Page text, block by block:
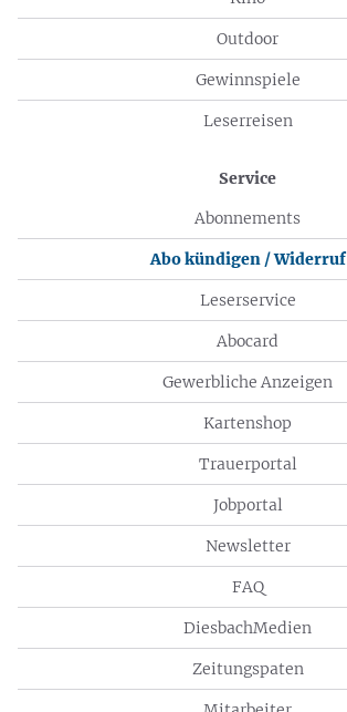
Outdoor
Gewinnspiele
Leserreisen
Service
Abonnements
Abo kündigen / Widerruf
Leserservice
Abocard
Gewerbliche Anzeigen
Kartenshop
Trauerportal
Jobportal
Newsletter
FAQ
DiesbachMedien
Zeitungspaten